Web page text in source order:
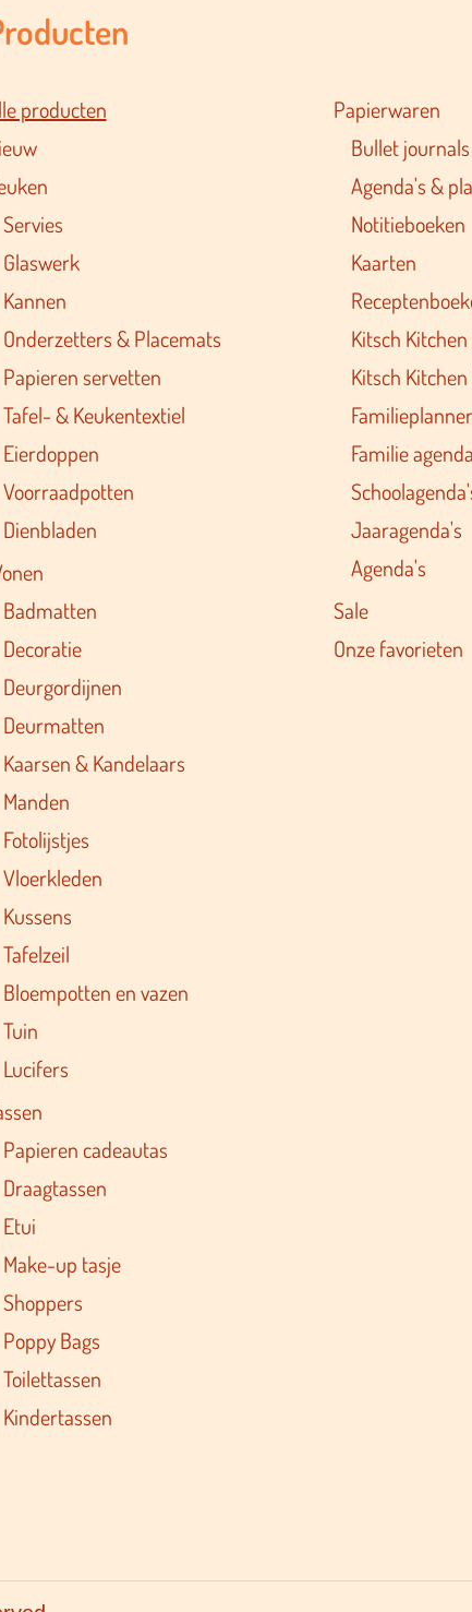
producten
Servies
Glaswerk
Kannen
Onderzetters & Placemats
Papieren servetten
Tafel- & Keukentextiel
Eierdoppen
Voorraadpotten
Dienbladen
Badmatten
Decoratie
Deurgordijnen
Deurmatten
Kaarsen & Kandelaars
Manden
Fotolijstjes
Vloerkleden
Kussens
Tafelzeil
Bloempotten en vazen
Tuin
Lucifers
Papieren cadeautas
Draagtassen
Etui
Make-up tasje
Shoppers
Poppy Bags
Toilettassen
Kindertassen
Papierwaren
Bullet journals
Agenda's &
Notitieboeken
Kaarten
Kitsch
Kitsch
Familie
Jaaragenda's
Agenda's
Sale
Onze favorieten